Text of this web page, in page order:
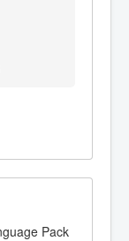
Pack